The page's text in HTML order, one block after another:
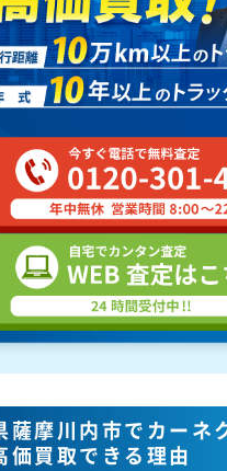
薩摩川内市でカーネ
価買取できる理由